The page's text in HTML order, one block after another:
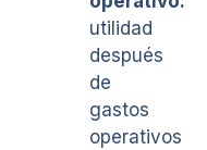
utilidad
después
de
gastos
operativos